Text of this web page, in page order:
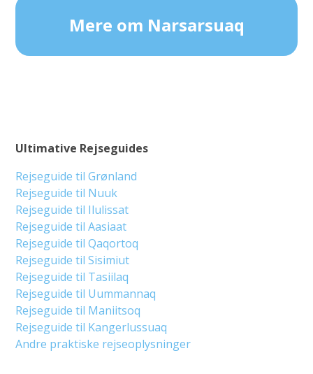
Mere om Narsarsuaq
Ultimative Rejseguides
Rejseguide til Grønland
Rejseguide til Nuuk
Rejseguide til Ilulissat
Rejseguide til Aasiaat
Rejseguide til Qaqortoq
Rejseguide til Sisimiut
Rejseguide til Tasiilaq
Rejseguide til Uummannaq
Rejseguide til Maniitsoq
Rejseguide til Kangerlussuaq
Andre praktiske rejseoplysninger